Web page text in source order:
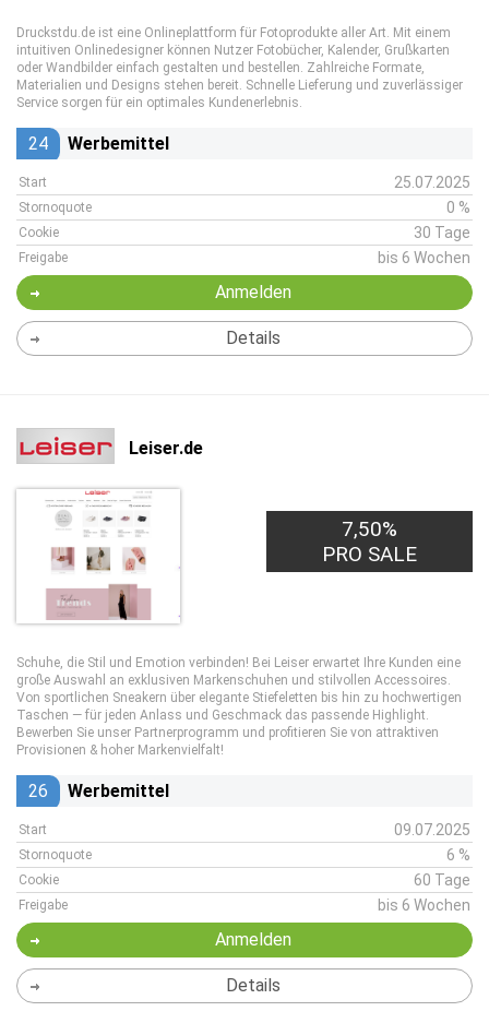
Druckstdu.de ist eine Onlineplattform für Fotoprodukte aller Art. Mit einem
intuitiven Onlinedesigner können Nutzer Fotobücher, Kalender, Grußkarten
oder Wandbilder einfach gestalten und bestellen. Zahlreiche Formate,
Materialien und Designs stehen bereit. Schnelle Lieferung und zuverlässiger
Service sorgen für ein optimales Kundenerlebnis.
24 Werbemittel
Start 25.07.2025
Stornoquote 0 %
Cookie 30 Tage
Freigabe bis 6 Wochen
Anmelden
Details
Leiser.de
7,50%
PRO SALE
Schuhe, die Stil und Emotion verbinden! Bei Leiser erwartet Ihre Kunden eine
große Auswahl an exklusiven Markenschuhen und stilvollen Accessoires.
Von sportlichen Sneakern über elegante Stiefeletten bis hin zu hochwertigen
Taschen — für jeden Anlass und Geschmack das passende Highlight.
Bewerben Sie unser Partnerprogramm und profitieren Sie von attraktiven
Provisionen & hoher Markenvielfalt!
26 Werbemittel
Start 09.07.2025
Stornoquote 6 %
Cookie 60 Tage
Freigabe bis 6 Wochen
Anmelden
Details